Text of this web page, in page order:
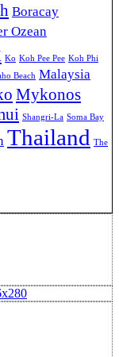
Boracay
Ozean
Ko Koh Pee Pee Koh Phi
Beach Malaysia
Mykonos
Shangri-La Soma Bay
Thailand The